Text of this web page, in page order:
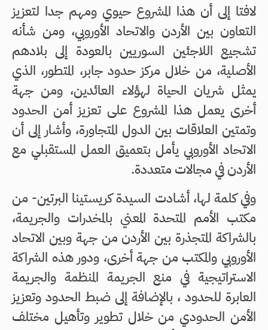
لافتا إلى أن هذا المشروع حيوي ومهم جدا لتعزيز
التعاون بين الأردن والاتحاد الأوروبي، ومن شأنه
تشجيع اللاجئين السوريين بالعودة إلى بلادهم
الأصلية، من خلال مركز حدود جابر، المتطور، الذي
يمثل شريان الحياة لهؤلاء العائدين، ومن جهة
أخرى يعمل هذا المشروع على تعزيز أمن الحدود
وتمتين العلاقات بين الدول المتجاورة، وأشار إلى أن
الاتحاد الأوروبي يأمل بتعميق العمل المستقبلي مع
الأردن في مجالات متعددة.
وفي كلمة لها، أشادت السيدة كريستينا البرتين- من
مكتب الأمم المتحدة المعني بالمخدرات والجريمة،
بالشراكة المتجذرة بين الأردن من جهة وبين الاتحاد
الأوروبي والمكتب من جهة أخرى، ودور هذه الشراكة
الاستراتيجية في منع الجريمة المنظمة والجريمة
العابرة للحدود ، بالإضافة إلى ضبط الحدود وتعزيز
الأمن الحدودي من خلال تطوير وتأهيل مختلف